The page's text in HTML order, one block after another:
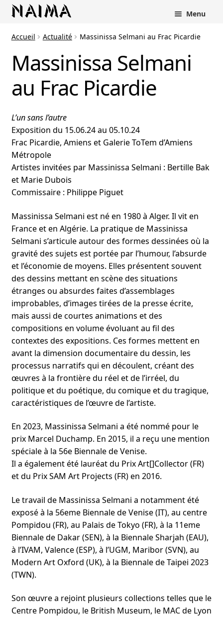
Menu
Accueil Actualité Massinissa Selmani au Frac Picardie
Massinissa Selmani
au Frac Picardie
L’un sans l’autre
Exposition du 15.06.24 au 05.10.24
Frac Picardie, Amiens et Galerie ToTem d’Amiens
Métropole
Artistes invitées par Massinissa Selmani : Bertille Bak
et Marie Dubois
Commissaire : Philippe Piguet
Massinissa Selmani est né en 1980 à Alger. Il vit en
France et en Algérie. La pratique de Massinissa
Selmani s’articule autour des formes dessinées où la
gravité des sujets est portée par l’humour, l’absurde
et l’économie de moyens. Elles présentent souvent
des dessins mettant en scène des situations
étranges ou absurdes faites d’assemblages
improbables, d’images tirées de la presse écrite,
mais aussi de courtes animations et des
compositions en volume évoluant au fil des
contextes des expositions. Ces formes mettent en
avant la dimension documentaire du dessin, les
processus narratifs qui en découlent, créant des
œuvres à la frontière du réel et de l’irréel, du
politique et du poétique, du comique et du tragique,
caractéristiques de l’œuvre de l’artiste.
En 2023, Massinissa Selmani a été nommé pour le
prix Marcel Duchamp. En 2015, il a reçu une mention
spéciale à la 56e Biennale de Venise.
Il a également été lauréat du Prix Art[]Collector (FR)
et du Prix SAM Art Projects (FR) en 2016.
Le travail de Massinissa Selmani a notamment été
exposé à la 56eme Biennale de Venise (IT), au centre
Pompidou (FR), au Palais de Tokyo (FR), à la 11eme
Biennale de Dakar (SEN), à la Biennale Sharjah (EAU),
à l’IVAM, Valence (ESP), à l’UGM, Maribor (SVN), au
Modern Art Oxford (UK), à la Biennale de Taipei 2023
(TWN).
Son œuvre a rejoint plusieurs collections telles que le
Centre Pompidou, le British Museum, le MAC de Lyon
Panneau de gestion des cookies